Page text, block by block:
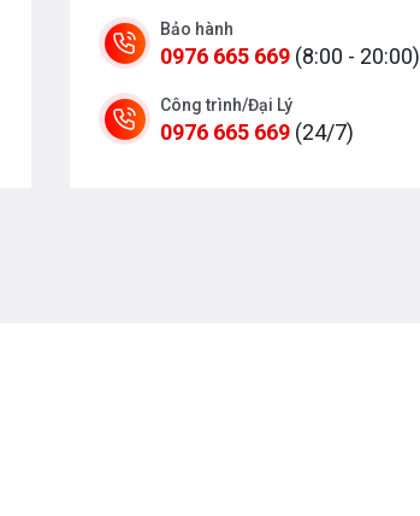
Bảo hành
0976 665 669 (8:00 - 20:00)
Công trình/Đại Lý
0976 665 669 (24/7)